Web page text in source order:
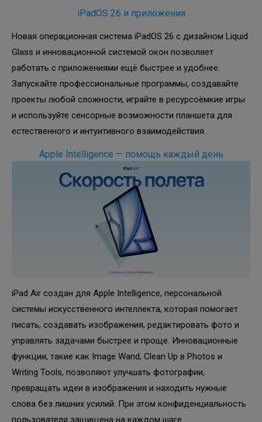
iPadOS 26 и приложения
Новая операционная система iPadOS 26 с дизайном Liquid
Glass и инновационной системой окон позволяет
работать с приложениями ещё быстрее и удобнее.
Запускайте профессиональные программы, создавайте
проекты любой сложности, играйте в ресурсоёмкие игры
и используйте сенсорные возможности планшета для
естественного и интуитивного взаимодействия.
Apple Intelligence — помощь каждый день
iPad Air создан для Apple Intelligence, персональной
системы искусственного интеллекта, которая помогает
писать, создавать изображения, редактировать фото и
управлять задачами быстрее и проще. Инновационные
функции, такие как Image Wand, Clean Up в Photos и
Writing Tools, позволяют улучшать фотографии,
превращать идеи в изображения и находить нужные
слова без лишних усилий. При этом конфиденциальность
пользователя защищена на каждом шаге.